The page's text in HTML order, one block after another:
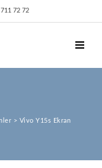
711 72 72
> Vivo Y15s Ekran